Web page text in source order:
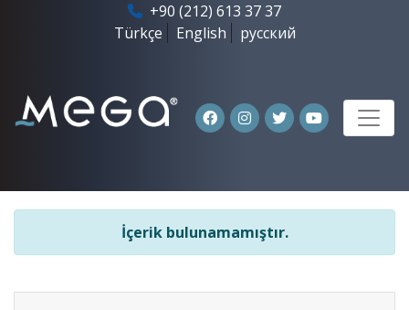
+90 (212) 613 37 37
Türkçe
English русский
İçerik bulunamamıştır.